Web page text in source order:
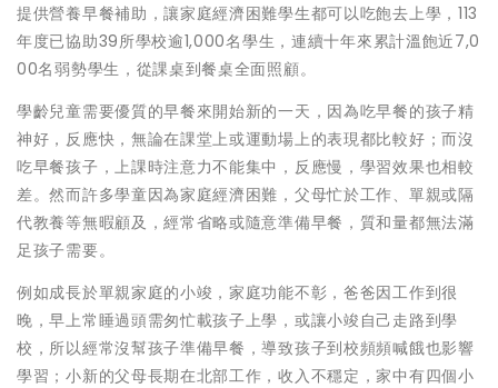
提供營養早餐補助，讓家庭經濟困難學生都可以吃飽去上學，113
年度已協助39所學校逾1,000名學生，連續十年來累計溫飽近7,0
00名弱勢學生，從課桌到餐桌全面照顧。
學齡兒童需要優質的早餐來開始新的一天，因為吃早餐的孩子精
神好，反應快，無論在課堂上或運動場上的表現都比較好；而沒
吃早餐孩子，上課時注意力不能集中，反應慢，學習效果也相較
差。然而許多學童因為家庭經濟困難，父母忙於工作、單親或隔
代教養等無暇顧及，經常省略或隨意準備早餐，質和量都無法滿
足孩子需要。
例如成長於單親家庭的小竣，家庭功能不彰，爸爸因工作到很
晚，早上常睡過頭需匆忙載孩子上學，或讓小竣自己走路到學
校，所以經常沒幫孩子準備早餐，導致孩子到校頻頻喊餓也影響
學習；小新的父母長期在北部工作，收入不穩定，家中有四個小